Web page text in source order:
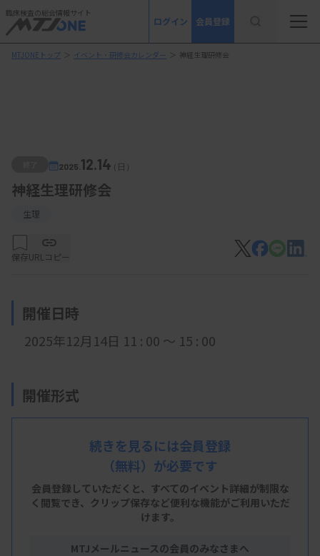
臨床検査の総合情報サイト
ログイン 会員登録
MTJONEトップ ＞ イベント・研修会カレンダー ＞ 神経生理研修会
2025. 12.14（日）
神経生理研修会
生理
保存URLコピー
開催日時
2025年12月14日 11 : 00 ～ 15 : 00
開催形式
現地開催
会 場
福井県立病院 3階 多目的室1-2
続きを見るには会員登録
（無料）が必要です
会員登録していただくと、すべてのイベント詳細が制限な
く閲覧でき、 クリップ保存など便利な機能がご利用いただ
けます。
MTJメールニュースの会員のみなさまへ